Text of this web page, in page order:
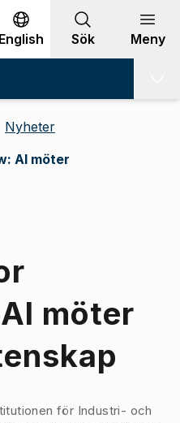
English Sök Meny
Nyheter
AI möter
möter
för Industri- och